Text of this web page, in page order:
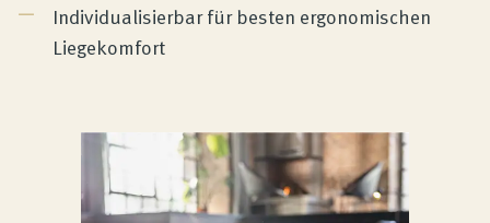
Individualisierbar für besten ergonomischen
Liegekomfort